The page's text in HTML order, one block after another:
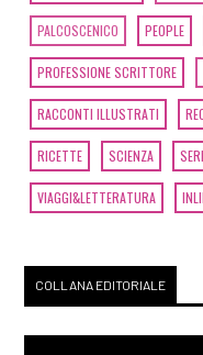
PALCOSCENICO PEOPLE
PROFESSIONE SCRITTORE
RACCONTI ILLUSTRATI
RICETTE SCIENZA
VIAGGI&LETTERATURA
COLLANA EDITORIALE